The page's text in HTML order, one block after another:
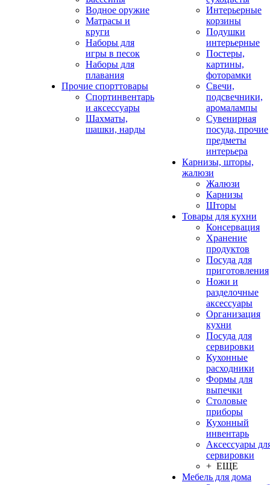
Водное оружие
Матрасы и
круги
Наборы для
игры в песок
Наборы для
плавания
Прочие спорттовары
Спортинвентарь
и аксессуары
Шахматы,
шашки, нарды
Интерьерные
корзины
Подушки
интерьерные
Постеры,
картины,
фоторамки
Свечи,
подсвечники,
аромалампы
Сувенирная
посуда, прочие
предметы
интерьера
Карнизы, шторы,
жалюзи
Жалюзи
Карнизы
Шторы
Товары для кухни
Консервация
Хранение
продуктов
Посуда для
приготовления
Ножи и
разделочные
аксессуары
Организация
кухни
Посуда для
сервировки
Кухонные
расходники
Формы для
выпечки
Столовые
приборы
Кухонный
инвентарь
Аксессуары
сервировки
+ ЕЩЕ
Мебель для дома